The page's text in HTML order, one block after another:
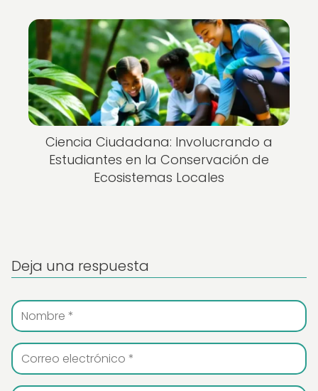
Ciencia Ciudadana: Involucrando a
Estudiantes en la Conservación de
Ecosistemas Locales
Deja una respuesta